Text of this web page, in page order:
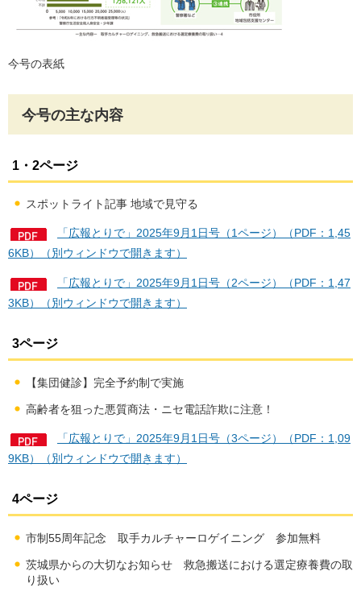
今号の表紙
今号の主な内容
1・2ページ
スポットライト記事 地域で見守る
「広報とりで」2025年9月1日号（1ページ）（PDF：1,45
6KB）（別ウィンドウで開きます）
「広報とりで」2025年9月1日号（2ページ）（PDF：1,47
3KB）（別ウィンドウで開きます）
3ページ
【集団健診】完全予約制で実施
高齢者を狙った悪質商法・ニセ電話詐欺に注意！
「広報とりで」2025年9月1日号（3ページ）（PDF：1,09
9KB）（別ウィンドウで開きます）
4ページ
市制55周年記念 取手カルチャーロゲイニング 参加無料
茨城県からの大切なお知らせ 救急搬送における選定療養費の取
り扱い